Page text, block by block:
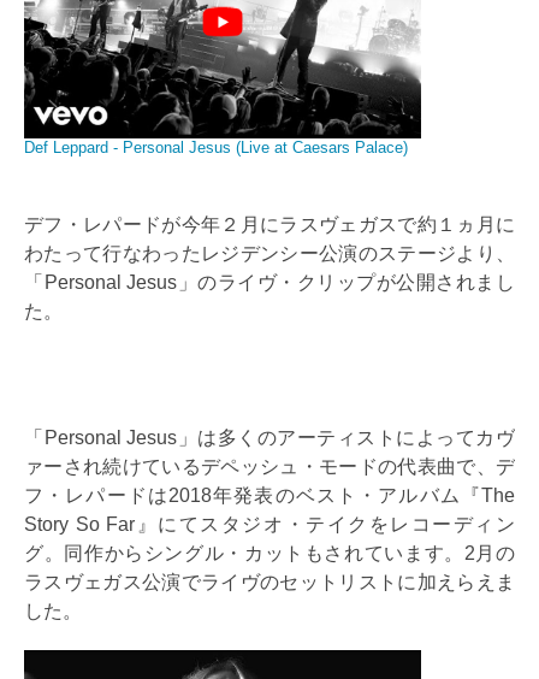
Def Leppard - Personal Jesus (Live at Caesars Palace)
デフ・レパードが今年２月にラスヴェガスで約１ヵ月に
わたって行なわったレジデンシー公演のステージより、
「Personal Jesus」のライヴ・クリップが公開されまし
た。
「Personal Jesus」は多くのアーティストによってカヴ
ァーされ続けているデペッシュ・モードの代表曲で、デ
フ・レパードは2018年発表のベスト・アルバム『The
Story So Far』にてスタジオ・テイクをレコーディン
グ。同作からシングル・カットもされています。2月の
ラスヴェガス公演でライヴのセットリストに加えらえま
した。